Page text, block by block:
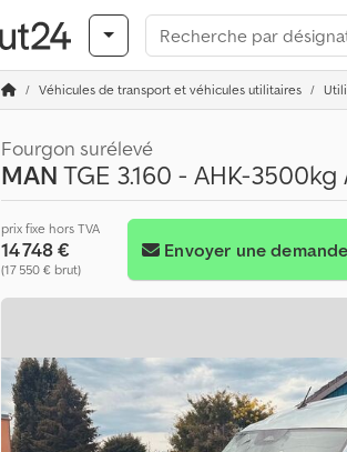
Véhicules de transport et véhicules utilitaires
Fourgon surélevé
MANTGE 3.160 - AHK-
prix fixe hors TVA
14 748 €
(17 550 € brut)
Envoyer une demande